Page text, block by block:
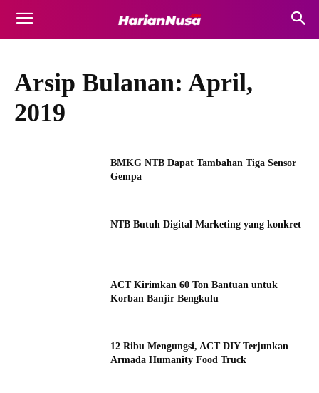
Arsip Bulanan: April,
2019
BMKG NTB Dapat Tambahan Tiga Sensor
Gempa
NTB Butuh Digital Marketing yang konkret
ACT Kirimkan 60 Ton Bantuan untuk
Korban Banjir Bengkulu
12 Ribu Mengungsi, ACT DIY Terjunkan
Armada Humanity Food Truck